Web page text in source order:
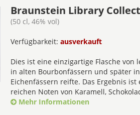
Braunstein Library
(50 cl, 46% vol)
Verfügbarkeit: ausverkauft
Dies ist eine einzigartige Flasche
in alten Bourbonfässern und später
Eichenfässern reifte. Das Ergebnis
reichen Noten von Karamell,
Mehr Informationen